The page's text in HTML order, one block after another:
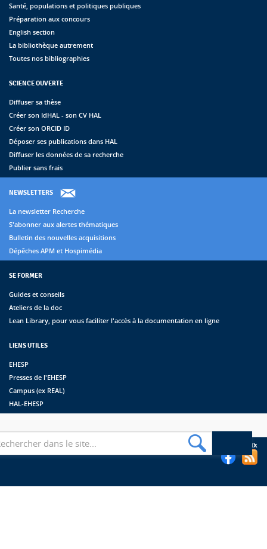
Santé, populations et politiques publiques
Préparation aux concours
English section
La bibliothèque autrement
Toutes nos bibliographies
SCIENCE OUVERTE
Diffuser sa thèse
Créer son IdHAL - son CV HAL
Créer son ORCID ID
Déposer ses publications dans HAL
Diffuser les données de sa recherche
Publier sans frais
NEWSLETTERS
La newsletter Recherche
S'abonner aux alertes thématiques
Bulletin des nouvelles acquisitions
Dépêches APM et Hospimédia
SE FORMER
Guides et conseils
Ateliers de la doc
Lean Library, pour vous faciliter l'accès à la documentation en ligne
LIENS UTILES
EHESP
Presses de l'EHESP
Campus (ex REAL)
HAL-EHESP
Suivez les bibliothèques de l'EHESP sur les réseaux sociaux